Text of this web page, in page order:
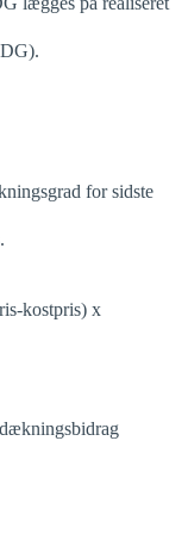
for sidste
kostpris) x